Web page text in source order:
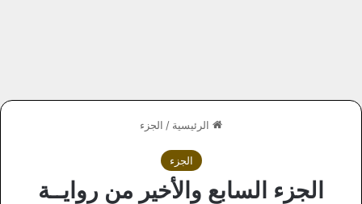
الرئيسية / الجزء
الجزء
الجزء السابع والأخير من روايــة